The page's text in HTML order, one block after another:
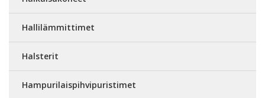
Hallilämmittimet
Halsterit
Hampurilaispihvipuristimet